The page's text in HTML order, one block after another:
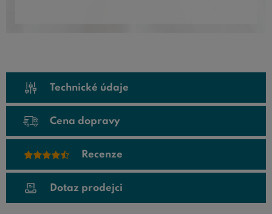
Technické údaje
Cena dopravy
Recenze
Dotaz prodejci